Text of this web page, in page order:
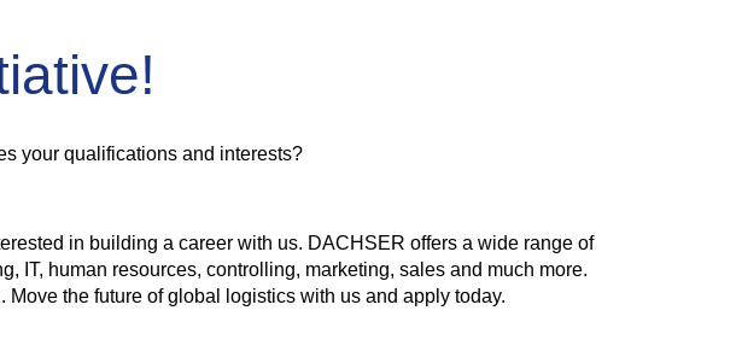
your qualifications and interests?
in building a career with us. DACHSER offers a wide range of
IT, human resources, controlling, marketing, sales and much more.
the future of global logistics with us and apply today.